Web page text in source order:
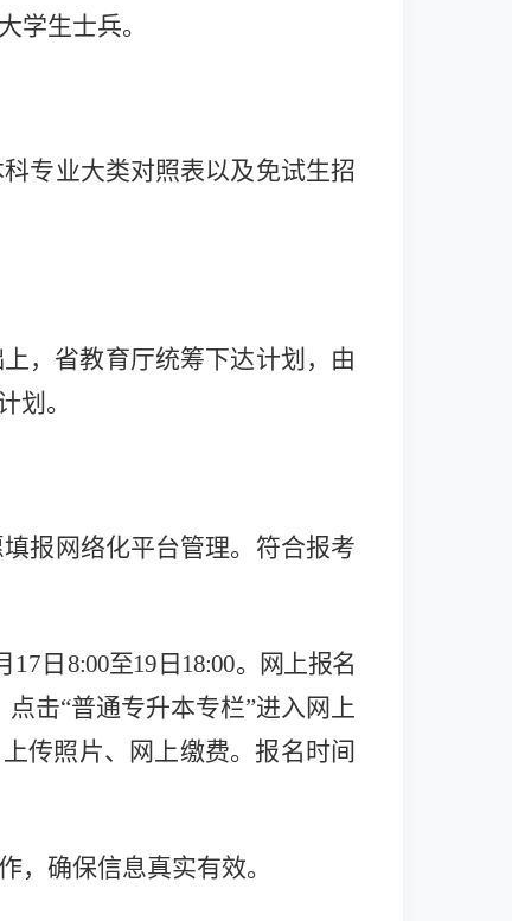
学生士兵。
专业大类对照表以及免试生招
，省教育厅统筹下达计划，由
划。
报网络化平台管理。符合报考
17日 8:00至19日18:00。网上报名
点击“普通专升本专栏”进入网上
传照片、网上缴费。报名时间
，确保信息真实有效。